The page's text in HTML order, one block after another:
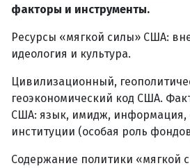
факторы и инструменты.
Ресурсы «мягкой силы» США:
идеология и культура.
Цивилизационный,
геоэкономический код США.
США: язык, имидж, информация,
институции (особая роль
Содержание политики «мягкой